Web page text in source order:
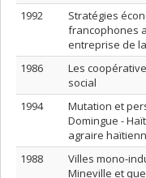
1992
Stratégies
francophones
entreprise de
1986
Les
social
1994
Mutation et
Domingue -
agraire
1988
Villes mono-
Mineville et